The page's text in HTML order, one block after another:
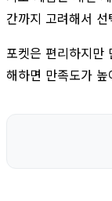
간까지 고려해서
포켓은 편리하지만
해하면 만족도가 높